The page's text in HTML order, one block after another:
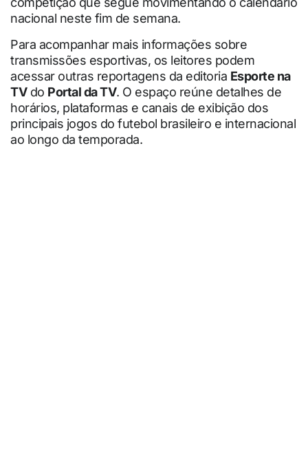
nacional neste fim de semana.
Para acompanhar mais informações sobre
transmissões esportivas, os leitores podem
acessar outras reportagens da editoria Esporte na
TVdo Portal da TV. O espaço reúne detalhes de
horários, plataformas e canais de exibição dos
principais jogos do futebol brasileiro e internacional
ao longo da temporada.